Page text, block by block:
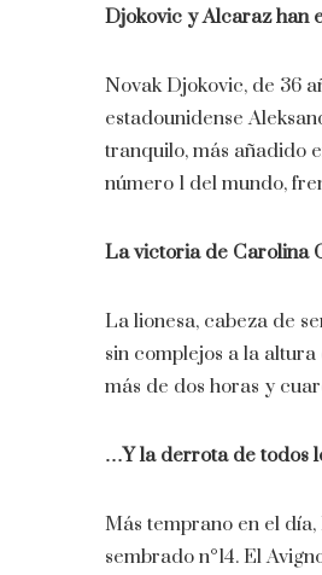
Djokovic y Alcaraz han
Novak Djokovic, de 36
estadounidense
tranquilo, más añadido
número 1 del mundo,
La victoria de Carolina
La lionesa, cabeza de
sin complejos a la altura
más de dos horas y
…Y la derrota de todos
Más temprano en el
sembrado n°14. El